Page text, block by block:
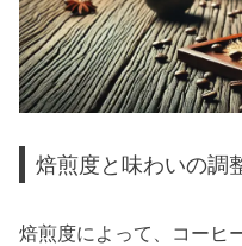
焙煎度と味わいの調
焙煎度によって、コーヒ